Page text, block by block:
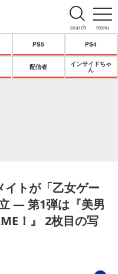
menu
search
PS5 PS4
配信者
インサイドちゃ
ん
トが「乙女ゲー
― 第1弾は『美男
！』 2枚目の写